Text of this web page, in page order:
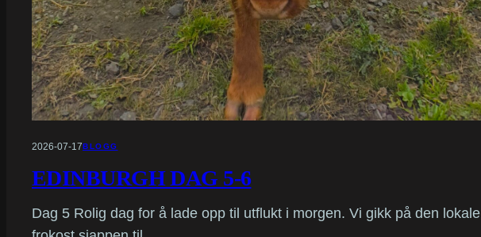
2026-07-17BLOGG
EDINBURGH DAG 5-6
Dag 5 Rolig dag for å lade opp til utflukt i morgen. Vi gikk på den lokale